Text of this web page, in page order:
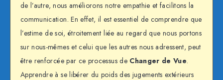
de l’autre, nous améliorons notre empathie et facilitons la
communication. En effet, il est essentiel de comprendre que
l’estime de soi, étroitement liée au regard que nous portons
sur nous-mêmes et celui que les autres nous adressent, peut
être renforcée par ce processus de Changer de Vue.
Apprendre à se libérer du poids des jugements extérieurs